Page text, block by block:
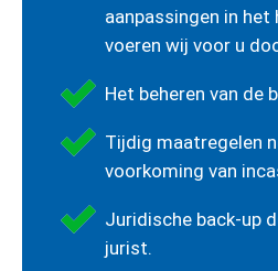
aanpassingen in
voeren wij voor u
Het beheren van de
Tijdig maatregelen
voorkoming van
Juridische back-up
jurist.